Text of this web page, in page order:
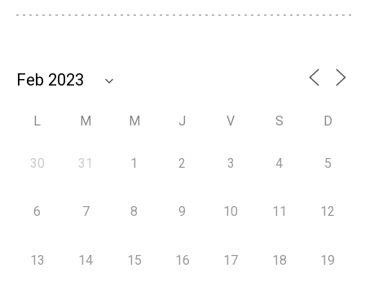
L M M J V S D
30 31 1 2 3 4 5
6 7 8 9 10 11 12
13 14 15 16 17 18 19